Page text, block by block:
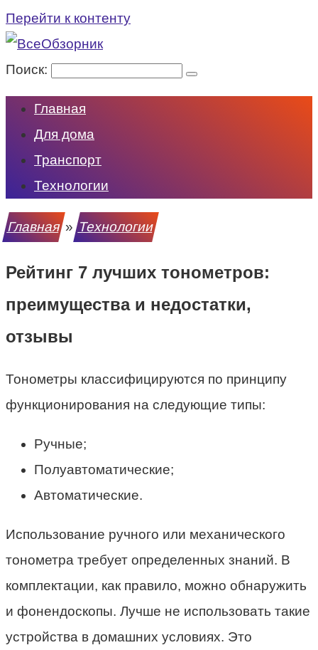
Перейти к контенту
Поиск:
Главная
Для дома
Транспорт
Технологии
Главная»Технологии
Рейтинг 7 лучших тонометров:
преимущества и недостатки,
отзывы
Тонометры классифицируются по принципу
функционирования на следующие типы:
Ручные;
Полуавтоматические;
Автоматические.
Использование ручного или механического
тонометра требует определенных знаний. В
комплектации, как правило, можно обнаружить
и фонендоскопы. Лучше не использовать такие
устройства в домашних условиях. Это